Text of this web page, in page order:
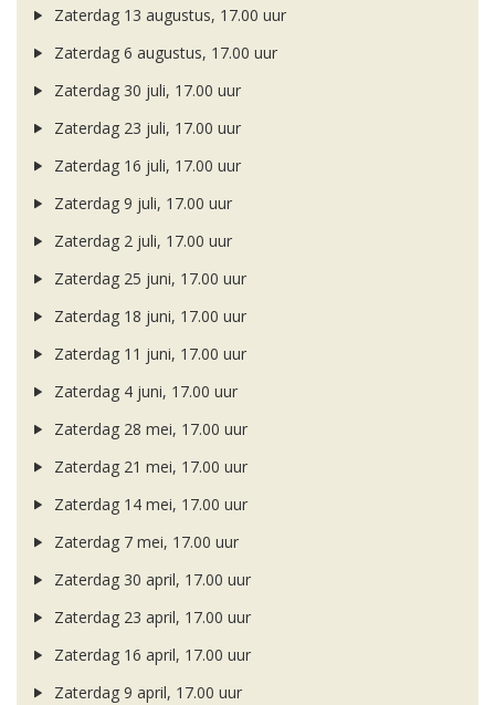
Zaterdag 13 augustus, 17.00 uur
Zaterdag 6 augustus, 17.00 uur
Zaterdag 30 juli, 17.00 uur
Zaterdag 23 juli, 17.00 uur
Zaterdag 16 juli, 17.00 uur
Zaterdag 9 juli, 17.00 uur
Zaterdag 2 juli, 17.00 uur
Zaterdag 25 juni, 17.00 uur
Zaterdag 18 juni, 17.00 uur
Zaterdag 11 juni, 17.00 uur
Zaterdag 4 juni, 17.00 uur
Zaterdag 28 mei, 17.00 uur
Zaterdag 21 mei, 17.00 uur
Zaterdag 14 mei, 17.00 uur
Zaterdag 7 mei, 17.00 uur
Zaterdag 30 april, 17.00 uur
Zaterdag 23 april, 17.00 uur
Zaterdag 16 april, 17.00 uur
Zaterdag 9 april, 17.00 uur